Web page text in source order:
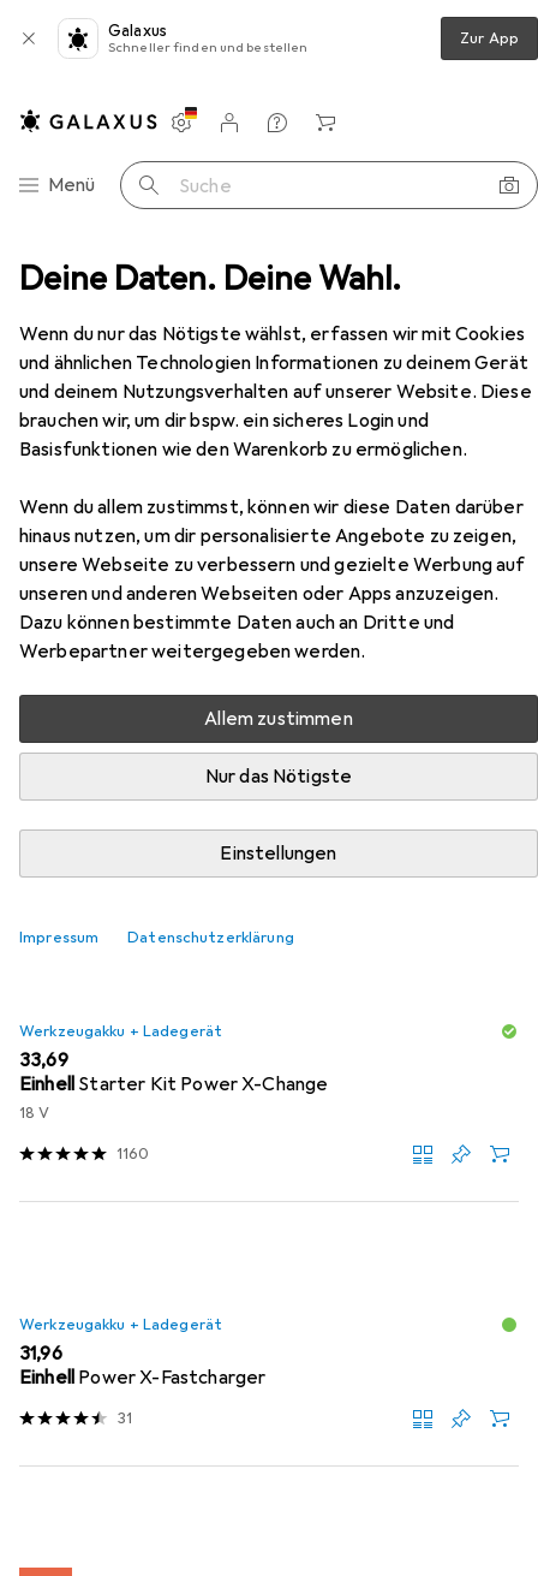
Deine Daten. Deine Wahl.
Wenn du nur das Nötigste wählst, erfassen wir mit Cookies
und ähnlichen Technologien Informationen zu deinem Gerät
und deinem Nutzungsverhalten auf unserer Website. Diese
brauchen wir, um dir bspw. ein sicheres Login und
Basisfunktionen wie den Warenkorb zu ermöglichen.
Wenn du allem zustimmst, können wir diese Daten darüber
hinaus nutzen, um dir personalisierte Angebote zu zeigen,
unsere Webseite zu verbessern und gezielte Werbung auf
unseren und anderen Webseiten oder Apps anzuzeigen.
Dazu können bestimmte Daten auch an Dritte und
Werbepartner weitergegeben werden.
Allem zustimmen
Nur das Nötigste
Einstellungen
Impressum Datenschutzerklärung
Galaxus
Schneller finden und bestellen Zur App
Navigation nach Kategorien
Menü Suche
Einstellungen
Kundenkonto
Vergleichslisten
Merklisten
Warenkorb
Kehrmaschine Einhell TE-SW 18/610 Li-Solo
EUR
169,–
EinhellTE-SW 18/610 Li-Solo
Zubehör für Einhell TE-SW 18/610
Li-Solo
Hier findest du passendes Zubehör zum Produkt Einhell
TE-SW 18/610 Li-Solo aus den Kategorien Werkzeugakku
+ Ladegerät, Schutzbrille + Gesichtsschutz und
Relevanz
Werkzeugakku + Ladegerät
EUR
33,69
Einhell Starter Kit Power X-Change
18 V
1160
Werkzeugakku + Ladegerät
EUR
31,96
Einhell Power X-Fastcharger
31